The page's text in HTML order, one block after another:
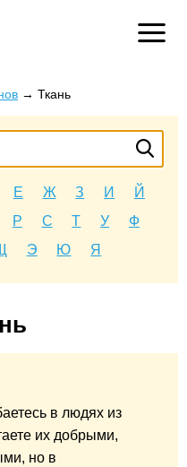
→ Ткань
Е Ж З И
Й
Р С Т У
Ф
Э Ю Я
в людях из
их добрыми,
но в